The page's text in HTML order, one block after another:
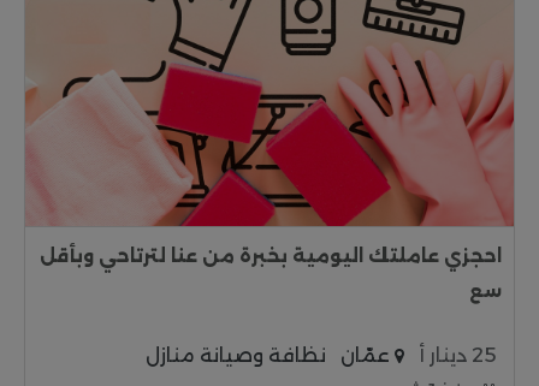
احجزي عاملتك اليومية بخبرة من عنا لترتاحي وبأقل
سع
25 دينار أ عمّان
نظافة وصيانة منازل